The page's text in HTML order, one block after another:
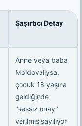
Şaşırtıcı Detay
Anne veya baba
Moldovalıysa,
çocuk 18 yaşına
geldiğinde
"sessiz onay"
verilmiş sayılıyor